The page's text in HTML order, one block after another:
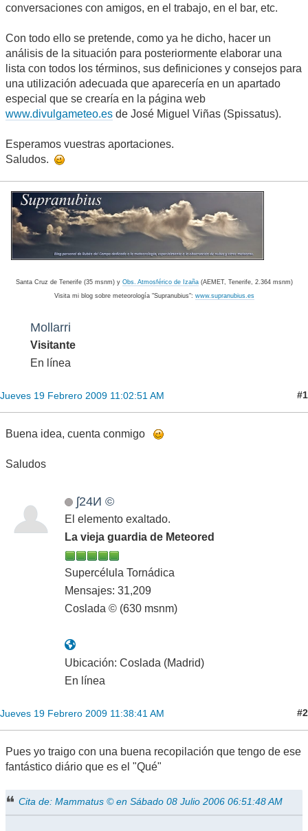
conversaciones con amigos, en el trabajo, en el bar, etc.
Con todo ello se pretende, como ya he dicho, hacer un
análisis de la situación para posteriormente elaborar una
lista con todos los términos, sus definiciones y consejos para
una utilización adecuada que aparecería en un apartado
especial que se crearía en la página web
www.divulgameteo.es de José Miguel Viñas (Spissatus).
Esperamos vuestras aportaciones.
Saludos.
Santa Cruz de Tenerife (35 msnm) y Obs. Atmosférico de Izaña(AEMET, Tenerife, 2.364 msnm)
Visita mi blog sobre meteorología "Supranubius": www.supranubius.es
Mollarri
Visitante
En línea
Jueves 19 Febrero 2009 11:02:51 AM #1
Buena idea, cuenta conmigo
Saludos
ʃ24И ©
El elemento exaltado.
La vieja guardia de Meteored
Supercélula Tornádica
Mensajes: 31,209
Coslada © (630 msnm)
Ubicación: Coslada (Madrid)
En línea
Jueves 19 Febrero 2009 11:38:41 AM #2
Pues yo traigo con una buena recopilación que tengo de ese
fantástico diário que es el "Qué"
Cita de: Mammatus © en Sábado 08 Julio 2006 06:51:48 AM